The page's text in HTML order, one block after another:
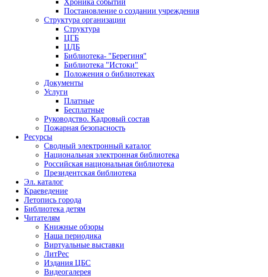
Хроника событий
Постановление о создании учреждения
Структура организации
Структура
ЦГБ
ЦДБ
Библиотека- "Берегиня"
Библиотека "Истоки"
Положения о библиотеках
Документы
Услуги
Платные
Бесплатные
Руководство. Кадровый состав
Пожарная безопасность
Ресурсы
Сводный электронный каталог
Национальная электронная библиотека
Российская национальная библиотека
Президентская библиотека
Эл. каталог
Краеведение
Летопись города
Библиотека детям
Читателям
Книжные обзоры
Наша периодика
Виртуальные выставки
ЛитРес
Издания ЦБС
Видеогалерея